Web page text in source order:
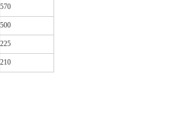
570
500
225
210